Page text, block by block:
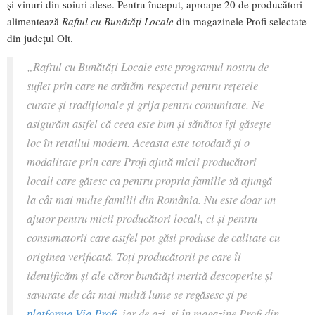
și vinuri din soiuri alese. Pentru început, aproape 20 de producători
alimentează Raftul cu Bunătăți Locale din magazinele Profi selectate
din județul Olt.
„Raftul cu Bunătăți Localeeste programul nostru de
suflet prin care ne arătăm respectul pentru rețetele
curate și tradiționale și grija pentru comunitate. Ne
asigurăm astfel că ceea este bun și sănătos își găsește
loc în retailul modern. Aceasta este totodată și o
modalitate prin care Profi ajută micii producători
locali care gătesc ca pentru propria familie să ajungă
la cât mai multe familii din România. Nu este doar un
ajutor pentru micii producători locali, ci și pentru
consumatorii care astfel pot găsi produse de calitate cu
originea verificată. Toți producătorii pe care îi
identificăm și ale căror bunătăți merită descoperite și
savurate de cât mai multă lume se regăsesc și pe